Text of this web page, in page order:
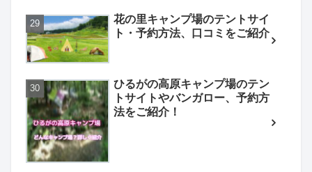
花の里キャンプ場のテントサイ
ト・予約方法、口コミをご紹介
ひるがの高原キャンプ場のテン
トサイトやバンガロー、予約方
法をご紹介！